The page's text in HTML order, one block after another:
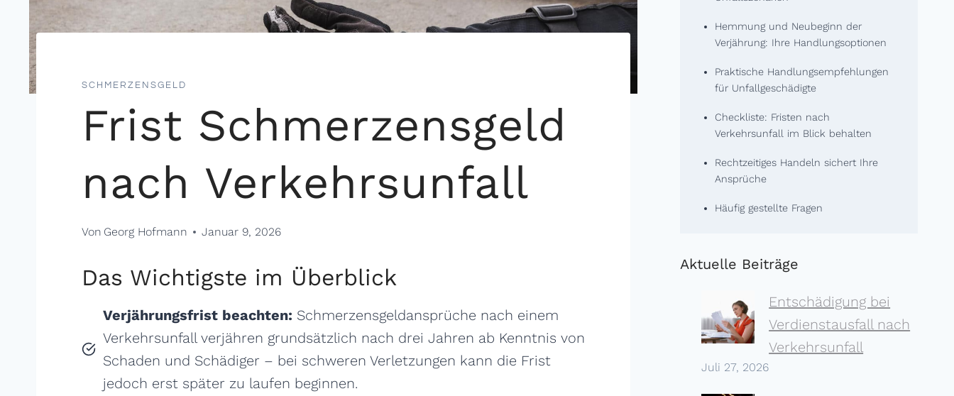
SCHMERZENSGELD
Frist Schmerzensgeld
nach Verkehrsunfall
Von Georg Hofmann Januar 9, 2026
Das Wichtigste im Überblick
Verjährungsfrist beachten: Schmerzensgeldansprüche nach einem
Verkehrsunfall verjähren grundsätzlich nach drei Jahren ab Kenntnis von
Schaden und Schädiger – bei schweren Verletzungen kann die Frist
jedoch erst später zu laufen beginnen.
Hemmung und Neubeginn der
Verjährung: Ihre Handlungsoptionen
Praktische Handlungsempfehlungen
für Unfallgeschädigte
Checkliste: Fristen nach
Verkehrsunfall im Blick behalten
Rechtzeitiges Handeln sichert Ihre
Ansprüche
Häufig gestellte Fragen
Aktuelle Beiträge
Entschädigung bei
Verdienst­ausfall nach
Verkehrs­unfall
Juli 27, 2026